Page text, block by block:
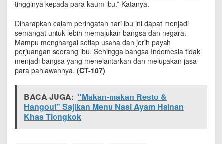
a
M
o
m
e
n
t
A
p
r
e
tingginya kepada para kaum ibu.” Katanya.
Diharapkan dalam peringatan hari ibu ini dapat menjadi
semangat untuk lebih memajukan bangsa dan negara.
Mampu menghargai setiap usaha dan jerih payah
perjuangan seorang ibu. Sehingga bangsa Indomesia tidak
menjadi bangsa yang menelantarkan dan melupakan jasa
para pahlawannya. (CT-107)
BACA JUGA: "Makan-makan Resto &
Hangout" Sajikan Menu Nasi Ayam Hainan
Khas Tiongkok